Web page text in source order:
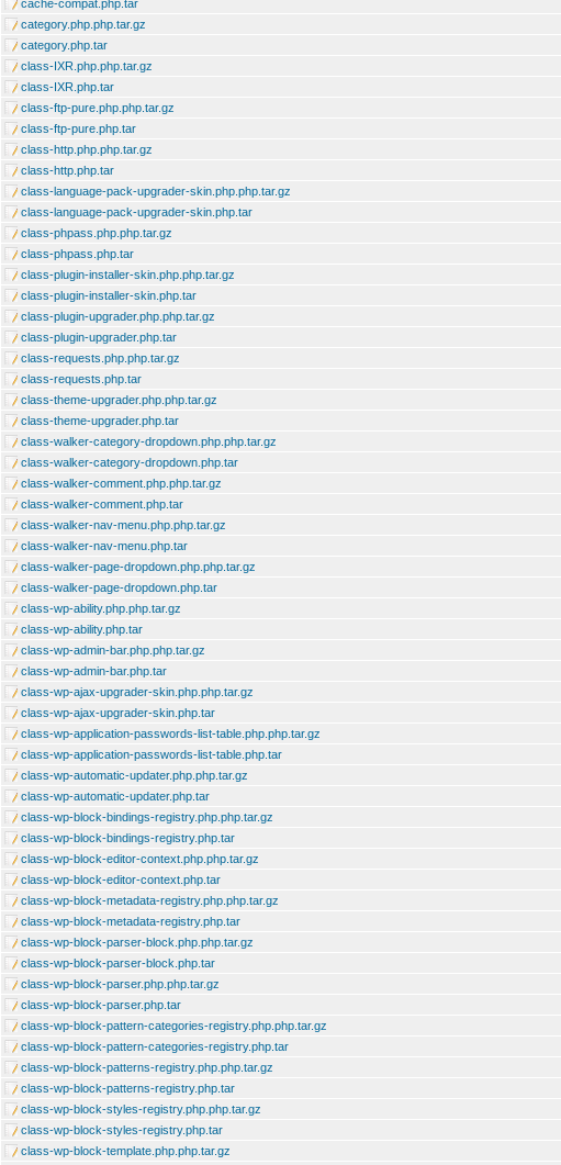
cache-compat.php.tar
category.php.php.tar.gz
category.php.tar
class-IXR.php.php.tar.gz
class-IXR.php.tar
class-ftp-pure.php.php.tar.gz
class-ftp-pure.php.tar
class-http.php.php.tar.gz
class-http.php.tar
class-language-pack-upgrader-skin.php.php.tar.gz
class-language-pack-upgrader-skin.php.tar
class-phpass.php.php.tar.gz
class-phpass.php.tar
class-plugin-installer-skin.php.php.tar.gz
class-plugin-installer-skin.php.tar
class-plugin-upgrader.php.php.tar.gz
class-plugin-upgrader.php.tar
class-requests.php.php.tar.gz
class-requests.php.tar
class-theme-upgrader.php.php.tar.gz
class-theme-upgrader.php.tar
class-walker-category-dropdown.php.php.tar.gz
class-walker-category-dropdown.php.tar
class-walker-comment.php.php.tar.gz
class-walker-comment.php.tar
class-walker-nav-menu.php.php.tar.gz
class-walker-nav-menu.php.tar
class-walker-page-dropdown.php.php.tar.gz
class-walker-page-dropdown.php.tar
class-wp-ability.php.php.tar.gz
class-wp-ability.php.tar
class-wp-admin-bar.php.php.tar.gz
class-wp-admin-bar.php.tar
class-wp-ajax-upgrader-skin.php.php.tar.gz
class-wp-ajax-upgrader-skin.php.tar
class-wp-application-passwords-list-table.php.php.tar.gz
class-wp-application-passwords-list-table.php.tar
class-wp-automatic-updater.php.php.tar.gz
class-wp-automatic-updater.php.tar
class-wp-block-bindings-registry.php.php.tar.gz
class-wp-block-bindings-registry.php.tar
class-wp-block-editor-context.php.php.tar.gz
class-wp-block-editor-context.php.tar
class-wp-block-metadata-registry.php.php.tar.gz
class-wp-block-metadata-registry.php.tar
class-wp-block-parser-block.php.php.tar.gz
class-wp-block-parser-block.php.tar
class-wp-block-parser.php.php.tar.gz
class-wp-block-parser.php.tar
class-wp-block-pattern-categories-registry.php.php.tar.gz
class-wp-block-pattern-categories-registry.php.tar
class-wp-block-patterns-registry.php.php.tar.gz
class-wp-block-patterns-registry.php.tar
class-wp-block-styles-registry.php.php.tar.gz
class-wp-block-styles-registry.php.tar
class-wp-block-template.php.php.tar.gz